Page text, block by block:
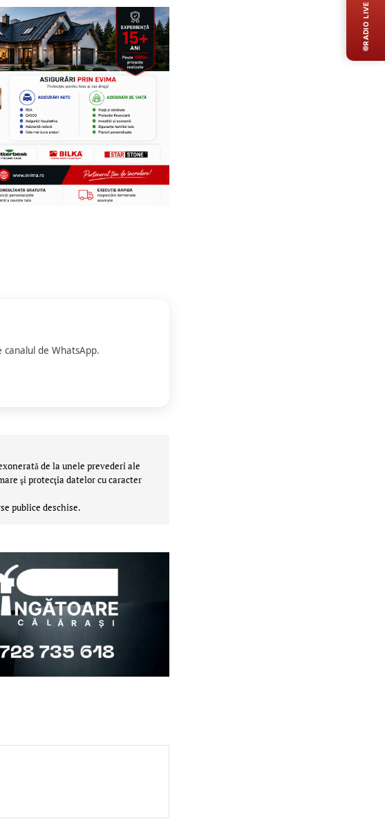
canalul de WhatsApp.
de la unele prevederi ale
şi protecţia datelor cu caracter
publice deschise.
RADIO LIVE